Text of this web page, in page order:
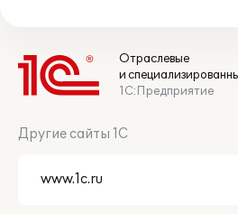
Отраслевые
и
1С:Предприятие
Другие сайты 1С